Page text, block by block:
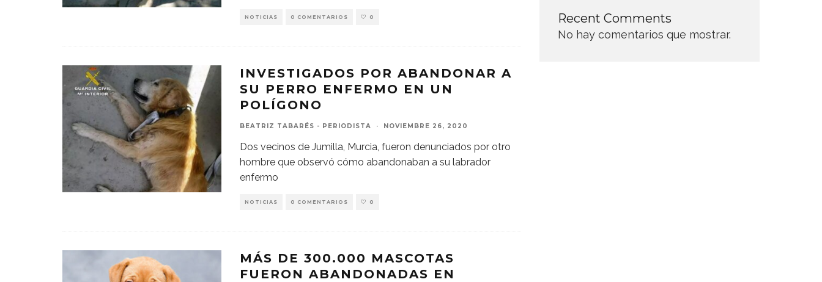
NOTICIAS 0 COMENTARIOS 0
INVESTIGADOS POR ABANDONAR A
SU PERRO ENFERMO EN UN
POLÍGONO
BEATRIZ TABARÉS - PERIODISTA · NOVIEMBRE 26, 2020
Dos vecinos de Jumilla, Murcia, fueron denunciados por otro
hombre que observó cómo abandonaban a su labrador
enfermo
NOTICIAS 0 COMENTARIOS 0
MÁS DE 300.000 MASCOTAS
FUERON ABANDONADAS EN
Recent Comments
No hay comentarios que mostrar.